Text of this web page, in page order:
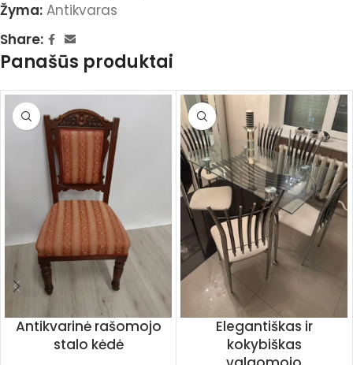
Žyma: Antikvaras
Share:
Panašūs produktai
Antikvarinė rašomojo
stalo kėdė
Elegantiškas ir
kokybiškas